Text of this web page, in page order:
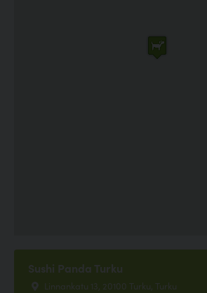
Sushi Panda Turku
Linnankatu 13, 20100 Turku, Turku